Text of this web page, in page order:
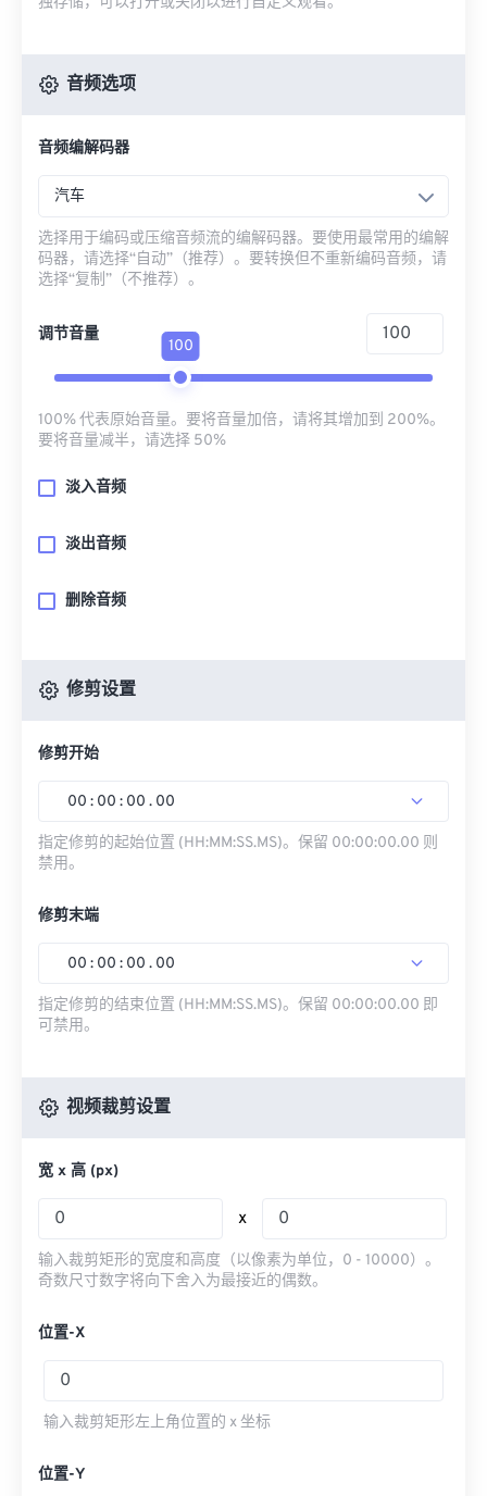
音频选项
音频编解码器
汽车
选择用于编码或压缩音频流的编解码器。要使用最常用的编解
码器，请选择“自动”（推荐）。要转换但不重新编码音频，请
选择“复制”（不推荐）。
调节音量
100
100% 代表原始音量。要将音量加倍，请将其增加到 200%。
要将音量减半，请选择 50%
淡入音频
淡出音频
删除音频
修剪设置
修剪开始
00 : 00 : 00 . 00
指定修剪的起始位置 (HH:MM:SS.MS)。保留 00:00:00.00 则
禁用。
修剪末端
00 : 00 : 00 . 00
指定修剪的结束位置 (HH:MM:SS.MS)。保留 00:00:00.00 即
可禁用。
视频裁剪设置
宽 x 高 (px)
x
输入裁剪矩形的宽度和高度（以像素为单位，0 - 10000）。
奇数尺寸数字将向下舍入为最接近的偶数。
位置-X
输入裁剪矩形左上角位置的 x 坐标
位置-Y